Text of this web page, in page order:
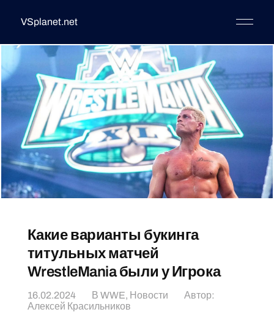
VSplanet.net
Какие варианты букинга
титульных матчей
WrestleMania были у Игрока
16.02.2024 В WWE, Новости
Автор:
Алексей Красильников